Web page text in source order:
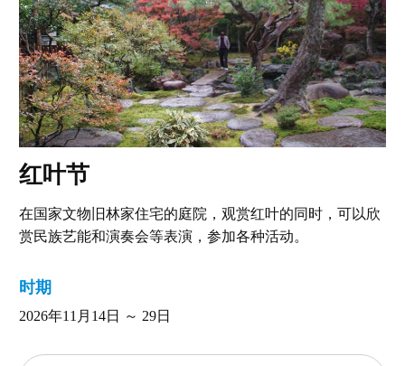
红叶节
在国家文物旧林家住宅的庭院，观赏红叶的同时，可以欣
赏民族艺能和演奏会等表演，参加各种活动。
时期
2026年11月14日 ～ 29日